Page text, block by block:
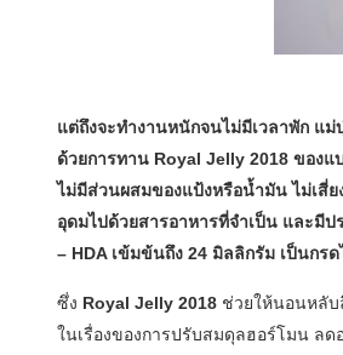
แต่ถึงจะทำงานหนักจนไม่มีเวลาพัก แ
ด้วยการทาน Royal Jelly 2018 ของ
ไม่มีส่วนผสมของแป้งหรือน้ำมัน ไม่เสี่
อุดมไปด้วยสารอาหารที่จำเป็น และมี
– HDA เข้มข้นถึง 24 มิลลิกรัม เป็นก
ซึ่ง Royal Jelly 2018 ช่วยให้นอนหลับ
ในเรื่องของการปรับสมดุลฮอร์โมน ล